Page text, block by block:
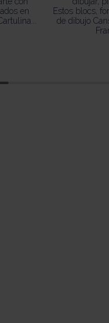
en
Estos blocs,
de dibujo